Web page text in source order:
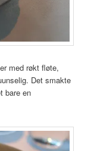
med røkt fløte,
Det smakte
bare en